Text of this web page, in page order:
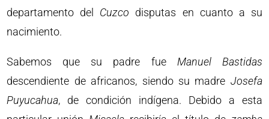
departamento del Cuzco disputas en cuanto a su
nacimiento.
Sabemos que su padre fue Manuel
Bastidas
descendiente de africanos, siendo su madre Josefa
Puyucahua, de condición indígena. Debido a esta